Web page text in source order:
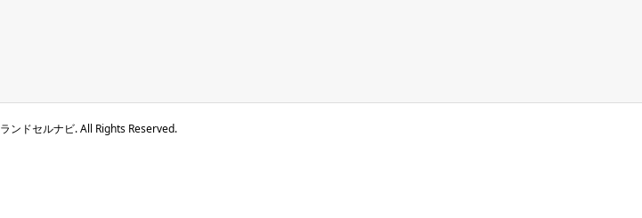
ランドセルナビ. All Rights Reserved.